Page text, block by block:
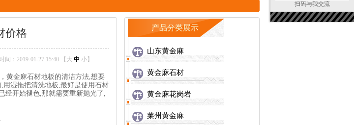
价格
时间：2019-01-27 15:40 【 大 中 小】
黄金麻石材地板的清洁方法,想要
湿拖把清洗地板,最好是使用石材
经开始褪色,那就需要重新抛光了,
产品分类展示
山东黄金麻
黄金麻石材
黄金麻花岗岩
莱州黄金麻
扫码与我交流